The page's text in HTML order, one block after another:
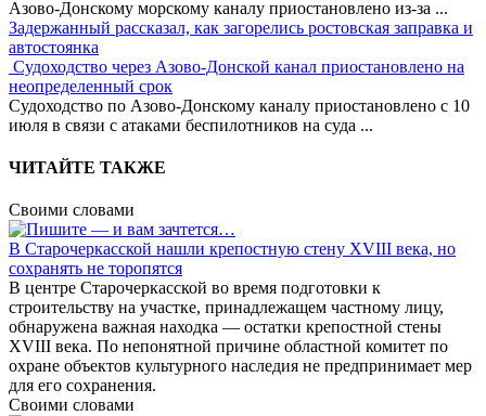
Азово-Донскому морскому каналу приостановлено из-за ...
Задержанный рассказал, как загорелись ростовская заправка и
автостоянка
Судоходство через Азово-Донской канал приостановлено на
неопределенный срок
Судоходство по Азово-Донскому каналу приостановлено с 10
июля в связи с атаками беспилотников на суда ...
ЧИТАЙТЕ ТАКЖЕ
Своими словами
В Старочеркасской нашли крепостную стену XVIII века, но
сохранять не торопятся
В центре Старочеркасской во время подготовки к
строительству на участке, принадлежащем частному лицу,
обнаружена важная находка — остатки крепостной стены
XVIII века. По непонятной причине областной комитет по
охране объектов культурного наследия не предпринимает мер
для его сохранения.
Своими словами